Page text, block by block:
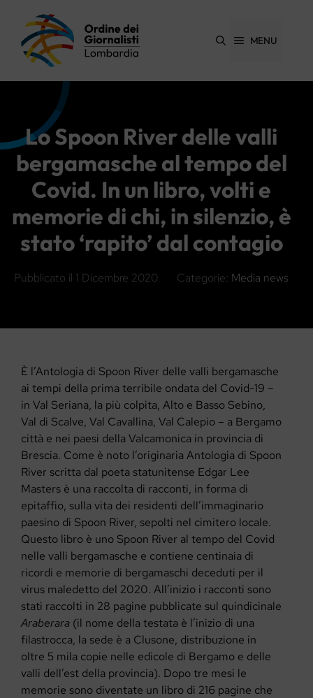
contenuto
MENU
Lo Spoon River delle valli
bergamasche al tempo del
Covid. In un libro, volti e
memorie di chi, in silenzio, è
stato ‘rapito’ dal contagio
Pubblicato il 1 Dicembre 2020 Categorie: Media news
È l’Antologia di Spoon River delle valli bergamasche
ai tempi della prima terribile ondata del Covid-19 –
in Val Seriana, la più colpita, Alto e Basso Sebino,
Val di Scalve, Val Cavallina, Val Calepio – a Bergamo
città e nei paesi della Valcamonica in provincia di
Brescia. Come è noto l’originaria Antologia di Spoon
River scritta dal poeta statunitense Edgar Lee
Masters è una raccolta di racconti, in forma di
epitaffio, sulla vita dei residenti dell’immaginario
paesino di Spoon River, sepolti nel cimitero locale.
Questo libro è uno Spoon River al tempo del Covid
nelle valli bergamasche e contiene centinaia di
ricordi e memorie di bergamaschi deceduti per il
virus maledetto del 2020. All’inizio i racconti sono
stati raccolti in 28 pagine pubblicate sul quindicinale
Araberara (il nome della testata è l’inizio di una
filastrocca, la sede è a Clusone, distribuzione in
oltre 5 mila copie nelle edicole di Bergamo e delle
valli dell’est della provincia). Dopo tre mesi le
memorie sono diventate un libro di 216 pagine che